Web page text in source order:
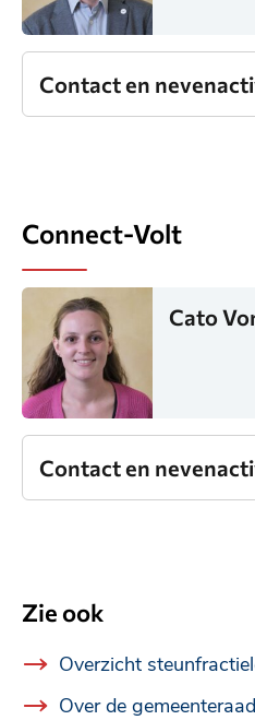
Contact en
Connect-Volt
Cato
Contact en
Zie ook
Overzicht
Over de gemeenteraad